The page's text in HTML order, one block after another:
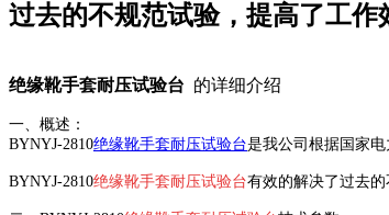
过去的不规范试验，提高了工作
绝缘靴手套耐压试验台 的详细介绍
一、概述：
BYNYJ-2810绝缘靴手套耐压试验台是我公司根据国家电
BYNYJ-2810绝缘靴手套耐压试验台有效的解决了过去的不